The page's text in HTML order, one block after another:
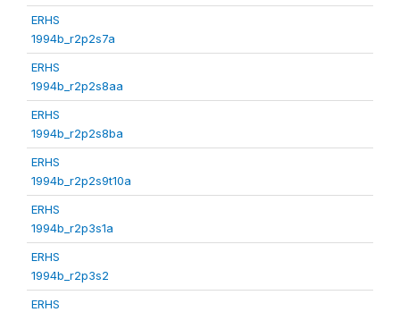
ERHS
1994b_r2p2s7a
ERHS
1994b_r2p2s8aa
ERHS
1994b_r2p2s8ba
ERHS
1994b_r2p2s9t10a
ERHS
1994b_r2p3s1a
ERHS
1994b_r2p3s2
ERHS